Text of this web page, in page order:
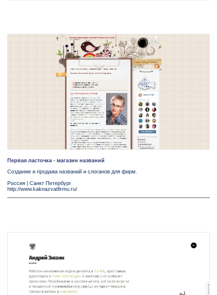
Первая ласточка - магазин названий
Создание и продажа названий и слоганов для фирм.
Россия | Санкт Петербург
http://www.kaknazvatfirmu.ru/